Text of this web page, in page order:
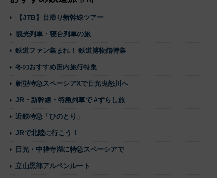
【JTB】日帰り新幹線ツアー
観光列車・寝台列車の旅
鉄道ファン集まれ！ 鉄道博物館特集
冬のおすすめ国内旅行特集
新型特急スペーシアXで日光鬼怒川へ
JR・新幹線・特急列車で #ずらし旅
近鉄特急「ひのとり」
JRで北陸に行こう！
日光・中禅寺湖に特急スペーシアで
立山黒部アルペンルート